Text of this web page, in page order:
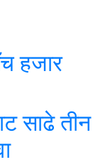
हजार
साढे तीन